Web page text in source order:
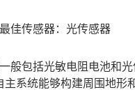
传感器： 光传感器
包括光敏电阻电池和
主系统能够构建周围地形